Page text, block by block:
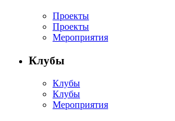
Проекты
Проекты
Мероприятия
Клубы
Клубы
Клубы
Мероприятия